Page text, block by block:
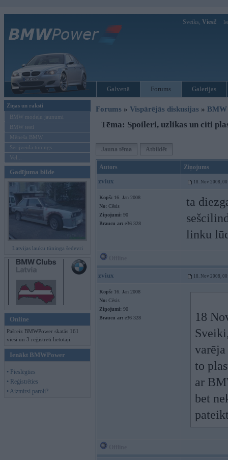
Sveiks, Viesi!
Galvenā Forums Galerijas
Ziņas un raksti
BMW modeļu jaunumi
BMW testi
Mēneša BMW
Sērijveida tūnings
Vel...
Gadījuma bilde
Latvijas lauku tūninga šedevri
Online
Pašreiz BMWPower skatās 161
viesi un 3 reģistrēti lietotāji.
Ienākt BMWPower
• Pieslēgties
• Reģistrēties
• Aizmirsi paroli?
Forums » Vispārējās diskusijas » BMW
Tēma: Spoileri, uzlikas un citi
Jauna tēma Atbildēt
Autors Ziņojums
zviux 18. Nov 2008,
Kopš: 16. Jan 2008
No: Cēsis
Ziņojumi: 90
Braucu ar: e36 328
ta
linku
zviux 18. Nov 2008,
Kopš: 16. Jan 2008
No: Cēsis
Ziņojumi: 90
Braucu ar: e36 328
18
varēja
to
ar
bet